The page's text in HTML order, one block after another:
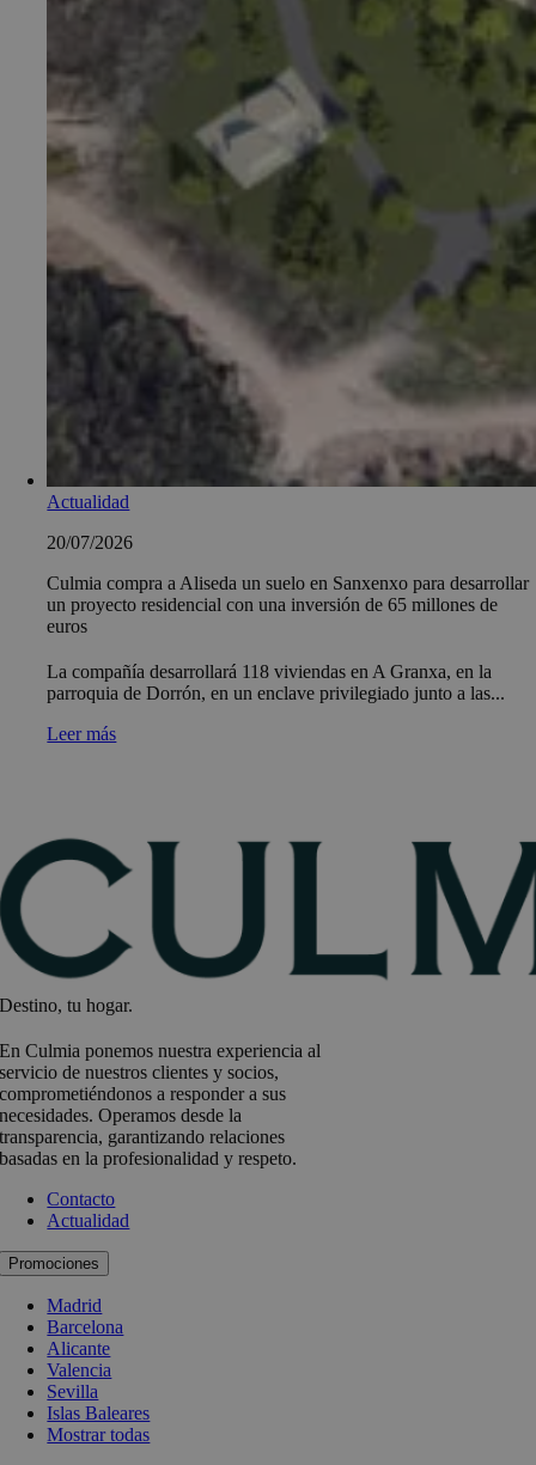
Actualidad
20/07/2026
Culmia compra a Aliseda un suelo en Sanxenxo para desarrollar
un proyecto residencial con una inversión de 65 millones de
euros
La compañía desarrollará 118 viviendas en A Granxa, en la
parroquia de Dorrón, en un enclave privilegiado junto a las...
Leer más
Destino, tu hogar.
En Culmia ponemos nuestra experiencia al
servicio de nuestros clientes y socios,
comprometiéndonos a responder a sus
necesidades. Operamos desde la
transparencia, garantizando relaciones
basadas en la profesionalidad y respeto.
Contacto
Actualidad
Promociones
Madrid
Barcelona
Alicante
Valencia
Sevilla
Islas Baleares
Mostrar todas